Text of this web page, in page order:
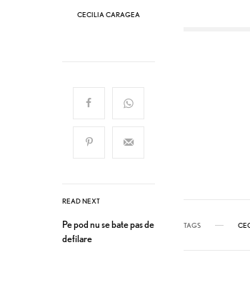
CECILIA CARAGEA
READ NEXT
Pe pod nu se bate pas de
defilare
TAGS